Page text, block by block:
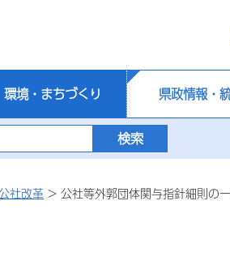
環境・まちづくり 県政情報・
社改革 > 公社等外郭団体関与指針細則の